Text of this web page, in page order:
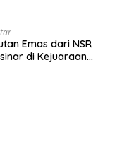
Emas dari NSR
di Kejuaraan